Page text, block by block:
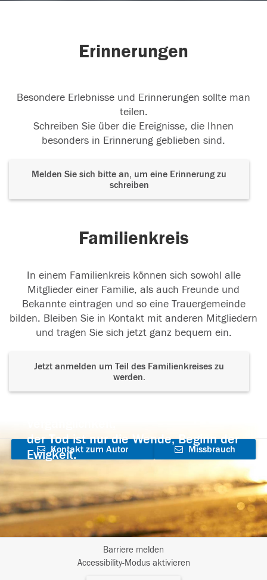
Erinnerungen
Besondere Erlebnisse und Erinnerungen sollte man
teilen.
Schreiben Sie über die Ereignisse, die Ihnen
besonders in Erinnerung geblieben sind.
Melden Sie sich bitte an, um eine Erinnerung zu
schreiben
Familienkreis
In einem Familienkreis können sich sowohl alle
Mitglieder einer Familie, als auch Freunde und
Bekannte eintragen und so eine Trauergemeinde
bilden. Bleiben Sie in Kontakt mit anderen Mitgliedern
und tragen Sie sich jetzt ganz bequem ein.
Jetzt anmelden um Teil des Familienkreises zu
werden.
der Tod ist nur die Wende, Beginn der
Ewigkeit.
Kontakt zum Autor
aufnehmen
Missbrauch
Barriere melden
Accessibility-Modus aktivieren